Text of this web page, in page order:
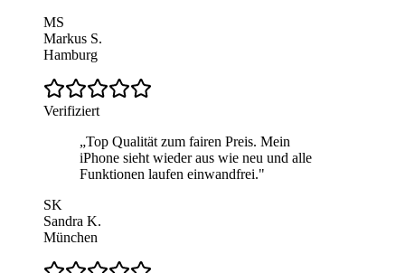
MS
Markus S.
Hamburg
Verifiziert
„Top Qualität zum fairen Preis. Mein
iPhone sieht wieder aus wie neu und alle
Funktionen laufen einwandfrei."
SK
Sandra K.
München